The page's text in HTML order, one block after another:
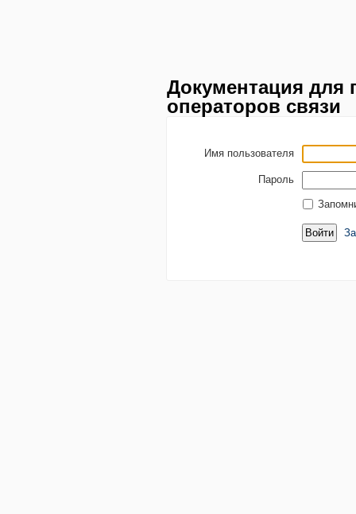
Документация для
операторов связи
Имя пользователя
Пароль